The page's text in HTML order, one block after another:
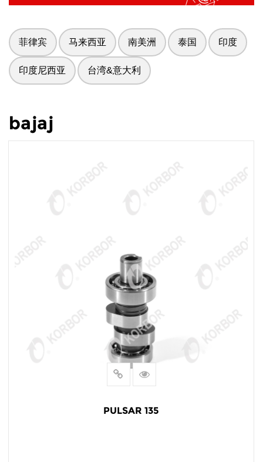
菲律宾 马来西亚 南美洲 泰国 印度
印度尼西亚 台湾&意大利
bajaj
PULSAR 135